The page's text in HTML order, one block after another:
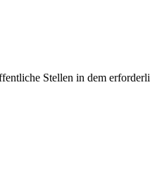
Stellen in dem